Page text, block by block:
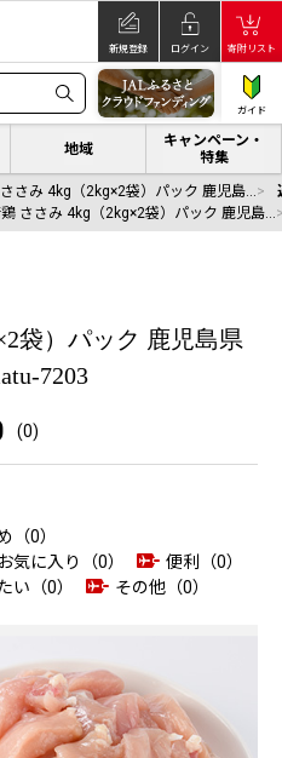
新規登録 ログイン 寄附リスト
ガイド
地域
キャンペーン・
特集
さみ 4kg（2kg×2袋）パック 鹿児島…
ささみ 4kg（2kg×2袋）パック 鹿児島…
袋）パック 鹿児島県
7203
(0)
（0）
お気に入り（0）
便利（0）
い（0） その他（0）